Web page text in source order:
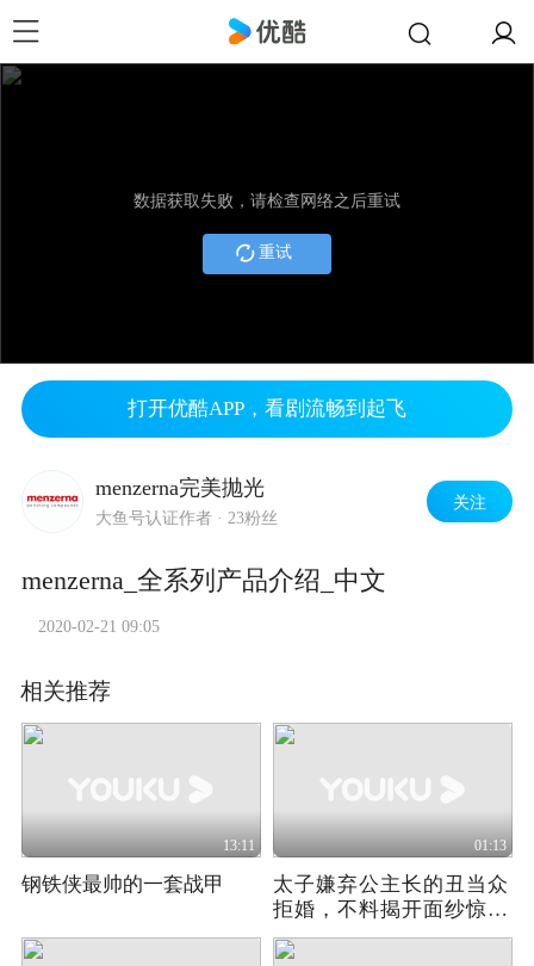
数据获取失败，请检查网络之后重试
重试
打开优酷APP，看剧流畅到起飞
menzerna完美抛光
大鱼号认证作者 · 23粉丝
关注
menzerna_全系列产品介绍_中文
2020-02-21 09:05
相关推荐
13:11
钢铁侠最帅的一套战甲
01:13
太子嫌弃公主长的丑当众
拒婚，不料揭开面纱惊呆
众人！